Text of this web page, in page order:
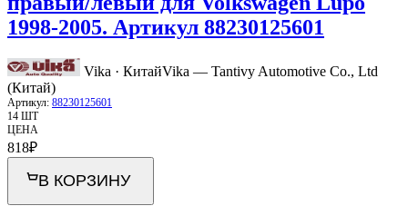
1998-2005. Артикул 88230125601
Vika · КитайVika — Tantivy Automotive Co., Ltd
(Китай)
Артикул: 88230125601
14 ШТ
ЦЕНА
818₽
В КОРЗИНУ